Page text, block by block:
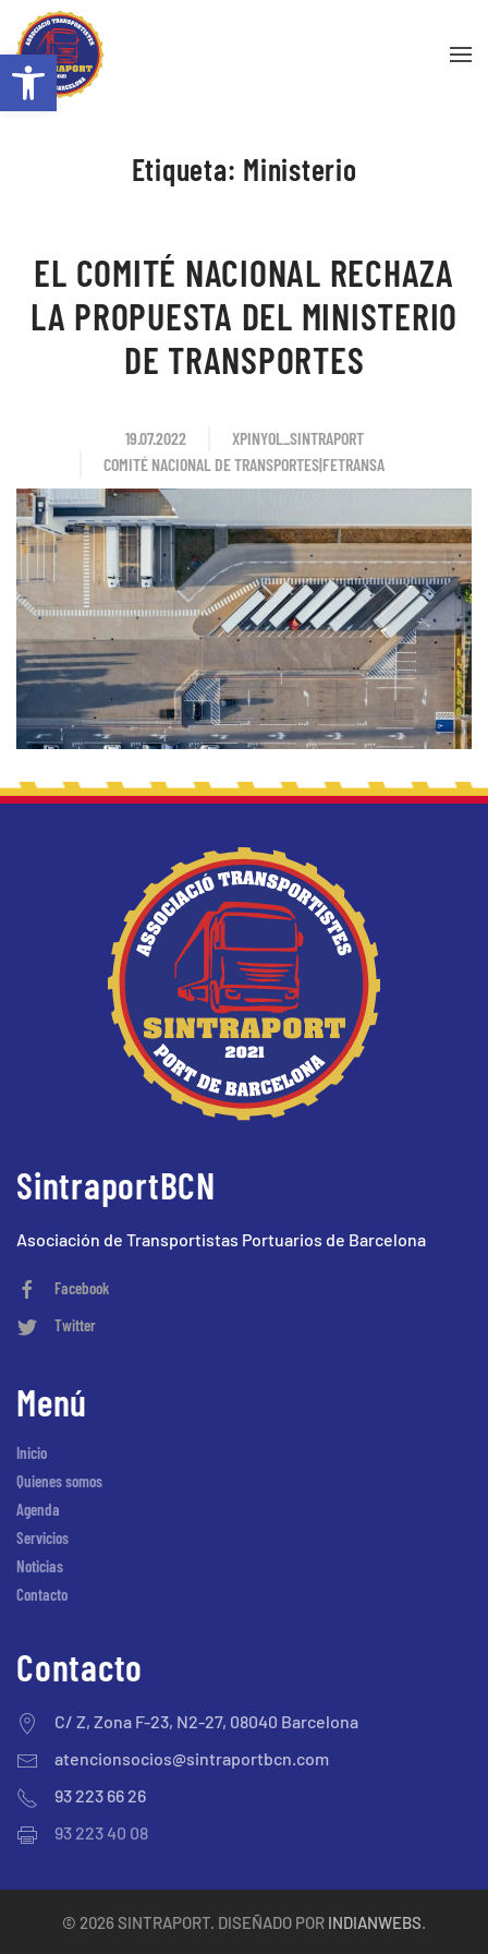
Abrir barra de herramientas
Skip to main content
Etiqueta: Ministerio
EL COMITÉ NACIONAL RECHAZA
LA PROPUESTA DEL MINISTERIO
DE TRANSPORTES
19.07.2022
XPINYOL_SINTRAPORT
COMITÉ NACIONAL DE TRANSPORTES|FETRANSA
SintraportBCN
Asociación de Transportistas Portuarios de Barcelona
Facebook
Twitter
Menú
Inicio
Quienes somos
Agenda
Servicios
Noticias
Contacto
Contacto
C/ Z, Zona F-23, N2-27, 08040 Barcelona
atencionsocios@sintraportbcn.com
93 223 66 26
93 223 40 08
© 2026 SINTRAPORT. DISEÑADO POR INDIANWEBS.